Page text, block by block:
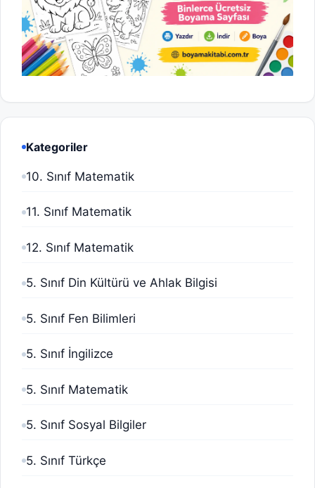
Kategoriler
10. Sınıf Matematik
11. Sınıf Matematik
12. Sınıf Matematik
5. Sınıf Din Kültürü ve Ahlak Bilgisi
5. Sınıf Fen Bilimleri
5. Sınıf İngilizce
5. Sınıf Matematik
5. Sınıf Sosyal Bilgiler
5. Sınıf Türkçe